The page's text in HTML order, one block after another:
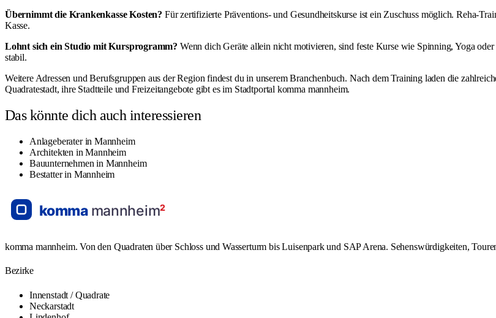
Übernimmt die Krankenkasse Kosten? Für zertifizierte Präventions- und Gesundheitskurse ist ein Zuschuss möglich. Reha-
Kasse.
Lohnt sich ein Studio mit Kursprogramm? Wenn dich Geräte allein nicht motivieren, sind feste Kurse wie Spinning, Yoga
stabil.
Weitere Adressen und Berufsgruppen aus der Region findest du in unseremBranchenbuch. Nach dem Training laden die
Quadratestadt, ihre Stadtteile und Freizeitangebote gibt es im Stadtportal komma mannheim.
Das könnte dich auch interessieren
Anlageberater in Mannheim
Architekten in Mannheim
Bauunternehmen in Mannheim
Bestatter in Mannheim
komma mannheim. Von den Quadraten über Schloss und Wasserturm bis Luisenpark und SAP Arena. Sehenswürdigkeiten,
Bezirke
Innenstadt / Quadrate
Neckarstadt